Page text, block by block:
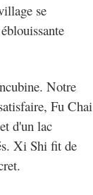
se
Notre
Fu Chai
d'un lac
Xi Shi fit de